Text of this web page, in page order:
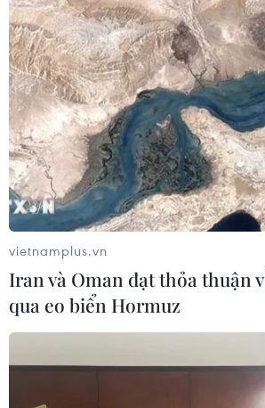
vietnamplus.vn
Iran và Oman đạt thỏa thuận
qua eo biển Hormuz